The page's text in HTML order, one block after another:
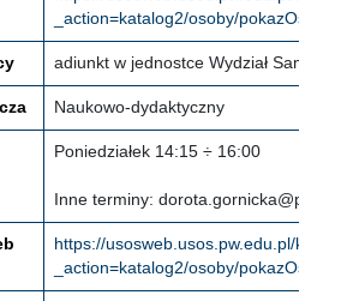
_action=katalog2/osoby/
adiunkt w jednostce Wydział
Naukowo-dydaktyczny
Poniedziałek 14:15 ÷ 16:00
Inne terminy:
https://usosweb.usos.pw.edu.pl/
_action=katalog2/osoby/